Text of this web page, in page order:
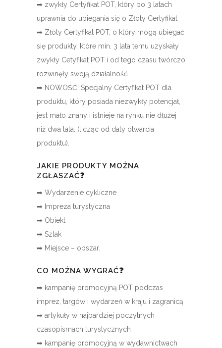
➡ zwykły Certyfikat POT, który po 3 latach
uprawnia do ubiegania się o Złoty Certyfikat
➡ Złoty Certyfikat POT, o który mogą ubiegać
się produkty, które min. 3 lata temu uzyskały
zwykły Cetyfikat POT i od tego czasu twórczo
rozwinęły swoją działalność
➡ NOWOŚĆ! Specjalny Certyfikat POT dla
produktu, który posiada niezwykły potencjał,
jest mało znany i istnieje na rynku nie dłużej
niż dwa lata. (licząc od daty otwarcia
produktu).
JAKIE PRODUKTY MOŻNA
ZGŁASZAĆ❓
➡ Wydarzenie cykliczne
➡ Impreza turystyczna
➡ Obiekt
➡ Szlak
➡ Miejsce – obszar.
CO MOŻNA WYGRAĆ❓
➡ kampanię promocyjną POT podczas
imprez, targów i wydarzeń w kraju i zagranicą
➡ artykuły w najbardziej poczytnych
czasopismach turystycznych
➡ kampanię promocyjną w wydawnictwach